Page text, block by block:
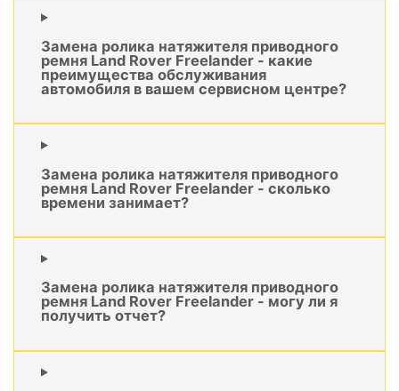
Замена ролика натяжителя приводного
ремня Land Rover Freelander - какие
преимущества обслуживания
автомобиля в вашем сервисном центре?
Замена ролика натяжителя приводного
ремня Land Rover Freelander - сколько
времени занимает?
Замена ролика натяжителя приводного
ремня Land Rover Freelander - могу ли я
получить отчет?